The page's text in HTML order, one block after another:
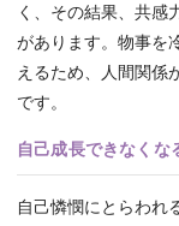
く、その結果、共感
があります。物事を
えるため、人間関係
です。
自己成長できなくな
自己憐憫にとらわれ